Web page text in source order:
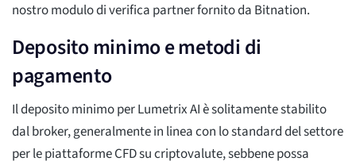
nostro modulo di verifica partner fornito da Bitnation.
Deposito minimo e metodi di
pagamento
Il deposito minimo per Lumetrix AI è solitamente stabilito
dal broker, generalmente in linea con lo standard del settore
per le piattaforme CFD su criptovalute, sebbene possa